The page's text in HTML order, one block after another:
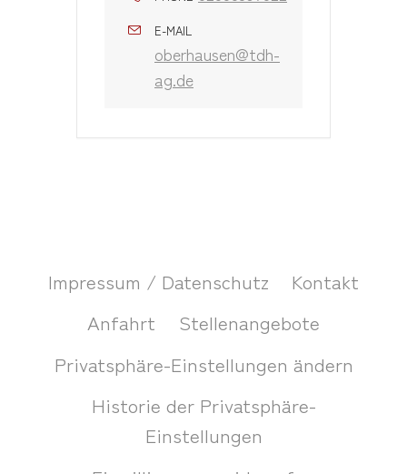
E-MAIL
oberhausen@tdh-
ag.de
Impressum / Datenschutz
Kontakt
Anfahrt
Stellenangebote
Privatsphäre-Einstellungen ändern
Historie der Privatsphäre-
Einstellungen